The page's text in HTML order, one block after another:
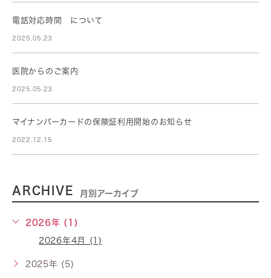
電話対応時間 について
2025.05.23
医院からのご案内
2025.05.23
マイナンバーカードの保険証利用開始のお知らせ
2022.12.15
ARCHIVE 月別アーカイブ
2026年 (1)
2026年4月 (1)
2025年 (5)